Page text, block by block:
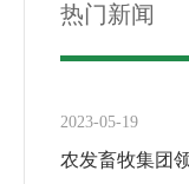
热门新闻
2023-05-19
农发畜牧集团